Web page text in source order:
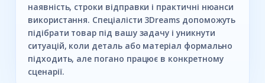
наявність, строки відправки і практичні нюанси
використання. Спеціалісти 3Dreams допоможуть
підібрати товар під вашу задачу і уникнути
ситуацій, коли деталь або матеріал формально
підходить, але погано працює в конкретному
сценарії.